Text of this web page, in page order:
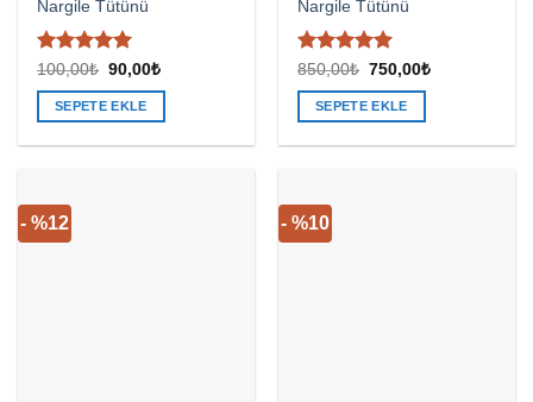
Nargile Tütünü
5 üzerinden
5oy aldı
100,00₺ Orijinal
100,00₺.
90,00₺Şu
SEPETE EKLE
Nargile Tütünü
5 üzerinden
5oy aldı
850,00₺ Orijinal
850,00₺.
750,00₺Şu
SEPETE EKLE
- %12 - %10